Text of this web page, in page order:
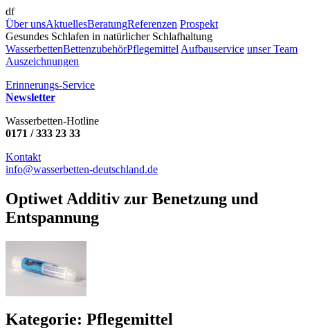
df
Über unsAktuellesBeratungReferenzen Prospekt
Gesundes Schlafen in natürlicher Schlafhaltung
WasserbettenBettenzubehörPflegemittel Aufbauservice unser Team
Auszeichnungen
Erinnerungs-Service
Newsletter
Wasserbetten-Hotline
0171 / 333 23 33
Kontakt
info@wasserbetten-deutschland.de
Optiwet Additiv zur Benetzung und
Entspannung
Kategorie: Pflegemittel